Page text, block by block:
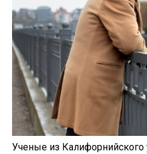
Ученые из Калифорнийского